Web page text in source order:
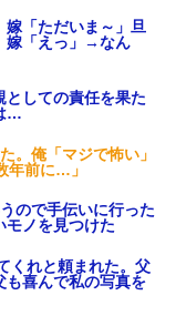
「ただいま～」旦
嫁「えっ」→なん
としての責任を果た
…
。俺「マジで怖い」
年前に…」
ので手伝いに行った
モノを見つけた
くれと頼まれた。父
も喜んで私の写真を